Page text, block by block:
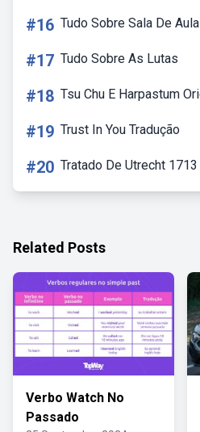
#16 Tudo Sobre Sala De
#17 Tudo Sobre As Lutas
#18 Tsu Chu E Harpastum
#19 Trust In You Tradução
#20 Tratado De Utrecht 1713
Related Posts
Verbo Watch No
Passado